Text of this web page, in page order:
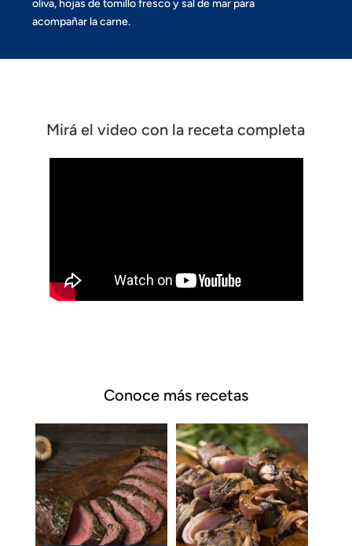
oliva, hojas de tomillo fresco y sal de mar para
acompañar la carne.
Mirá el video con la receta completa
Conoce más recetas